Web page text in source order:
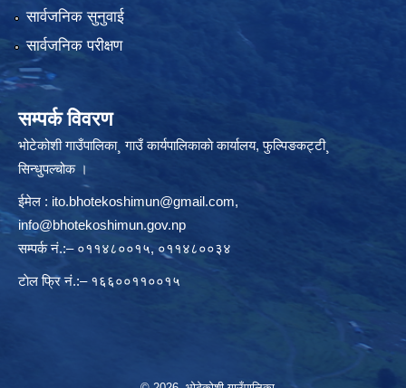
सार्वजनिक सुनुवाई
सार्वजनिक परीक्षण
सम्पर्क विवरण
भोटेकोशी गाउँपालिका¸ गाउँ कार्यपालिकाकाे कार्यालय, फुल्पिङकट्टी¸
सिन्धुपल्चोक ।
ईमेल : ito.bhotekoshimun@gmail.com,
info@bhotekoshimun.gov.np
सम्पर्क नं.:– ०११४८००१५, ०११४८००३४
टाेल फ्रि नं.:– १६६००११००१५